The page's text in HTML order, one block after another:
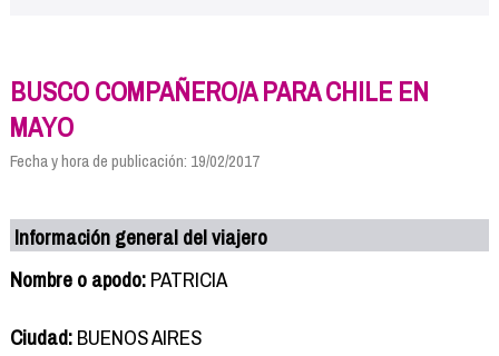
BUSCO COMPAÑERO/A PARA CHILE EN
MAYO
Fecha y hora de publicación: 19/02/2017
Información general del viajero
Nombre o apodo:PATRICIA
Ciudad:BUENOS AIRES